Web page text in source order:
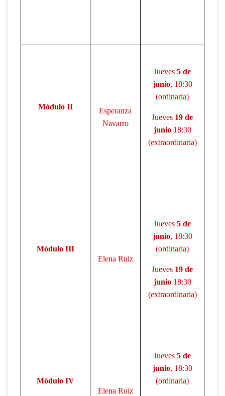
Módulo II
Esperanza
Navarro
Jueves 5 de
junio, 18:30
(ordinaria)
Jueves 19 de
junio18:30
(extraordinaria)
Módulo III
Elena Ruiz
Jueves 5 de
junio, 18:30
(ordinaria)
Jueves 19 de
junio18:30
(extraordinaria)
Módulo IV
Elena Ruiz
Jueves 5 de
junio, 18:30
(ordinaria)